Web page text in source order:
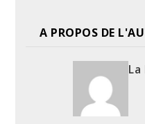
A PROPOS DE